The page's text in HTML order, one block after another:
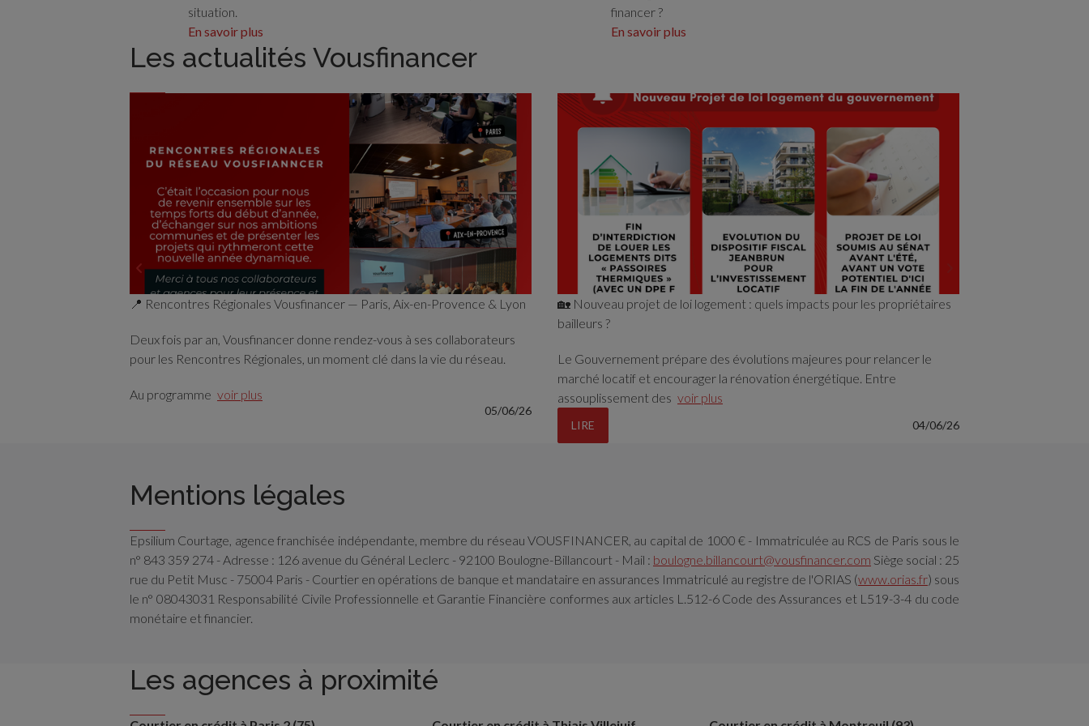
situation.
En savoir plus
financer ?
En savoir plus
Les actualités Vousfinancer
📍 Rencontres Régionales Vousfinancer — Paris, Aix-en-Provence & Lyon
Deux fois par an, Vousfinancer donne rendez-vous à ses collaborateurs
pour les Rencontres Régionales, un moment clé dans la vie du réseau.
Au programme voir plus
05/06/26
🏡 Nouveau projet de loi logement : quels impacts pour les propriétaires
bailleurs ?
Le Gouvernement prépare des évolutions majeures pour relancer le
marché locatif et encourager la rénovation énergétique. Entre
assouplissement des voir plus
LIRE 04/06/26
Mentions légales
Epsilium Courtage, agence franchisée indépendante, membre du réseau VOUSFINANCER, au capital de 1000 € - Immatriculée au RCS de Paris sous le
n° 843 359 274 - Adresse : 126 avenue du Général Leclerc - 92100 Boulogne-Billancourt - Mail : boulogne.billancourt@vousfinancer.com Siège social : 25
rue du Petit Musc - 75004 Paris - Courtier en opérations de banque et mandataire en assurances Immatriculé au registre de l'ORIAS (www.orias.fr) sous
le n° 08043031 Responsabilité Civile Professionnelle et Garantie Financière conformes aux articles L.512-6 Code des Assurances et L519-3-4 du code
monétaire et financier.
Les agences à proximité